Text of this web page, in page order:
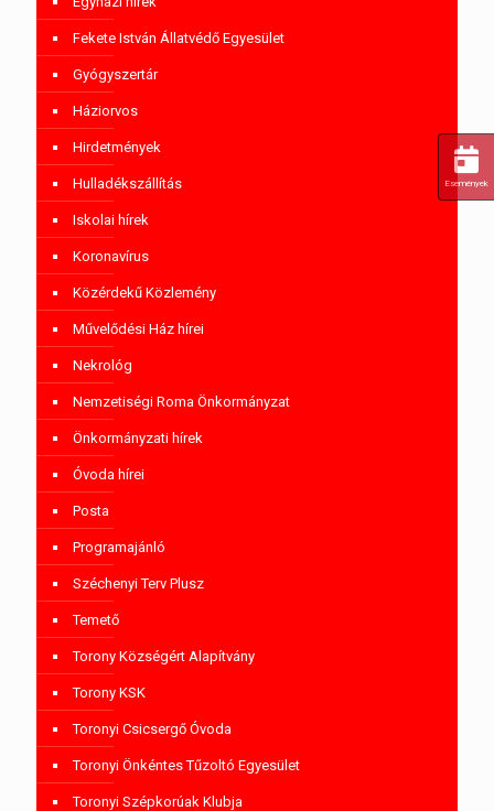
Fekete István Állatvédő Egyesület
Gyógyszertár
Háziorvos
Hirdetmények
Hulladékszállítás
Iskolai hírek
Koronavírus
Közérdekű Közlemény
Művelődési Ház hírei
Nekrológ
Nemzetiségi Roma Önkormányzat
Önkormányzati hírek
Óvoda hírei
Posta
Programajánló
Széchenyi Terv Plusz
Temető
Torony Községért Alapítvány
Torony KSK
Toronyi Csicsergő Óvoda
Toronyi Önkéntes Tűzoltó Egyesület
Toronyi Szépkorúak Klubja
Események